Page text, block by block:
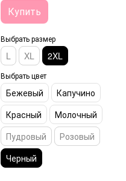
Купить
Выбрать размер
L XL 2XL
Выбрать цвет
Бежевый
Капучино
Красный
Молочный
Пудровый
Розовый
Черный